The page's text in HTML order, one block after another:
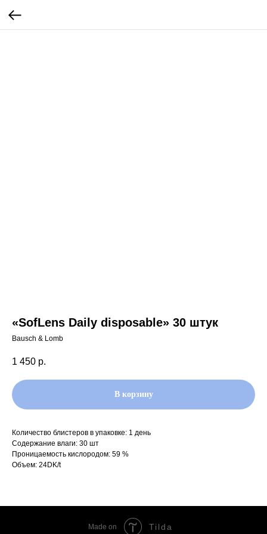
«SofLens Daily disposable» 30 штук
Bausch & Lomb
1 450 р.
В корзину
Количество блистеров в упаковке: 1 день
Содержание влаги: 30 шт
Проницаемость кислородом: 59 %
Объем: 24DK/t
Made on Tilda